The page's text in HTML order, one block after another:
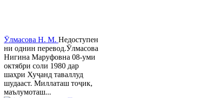
Ӯлмасова Н. М. Недоступен
ни однин перевод.Ӯлмасова
Нигина Маруфовна 08-уми
октябри соли 1980 дар
шаҳри Хуҷанд таваллуд
шудааст. Миллаташ тоҷик,
маълумоташ...